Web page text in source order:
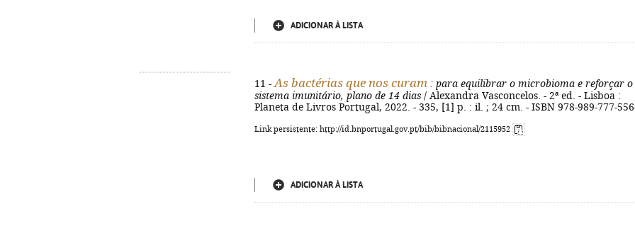
ADICIONAR À LISTA
11 - As bactérias que nos curam : para equilibrar o microbioma e reforçar o
sistema imunitário, plano de 14 dias / Alexandra Vasconcelos. - 2ª ed. - Lisboa :
Planeta de Livros Portugal, 2022. - 335, [1] p. : il. ; 24 cm. - ISBN 978-989-777-
Link persistente: http://id.bnportugal.gov.pt/bib/bibnacional/2115952
ADICIONAR À LISTA